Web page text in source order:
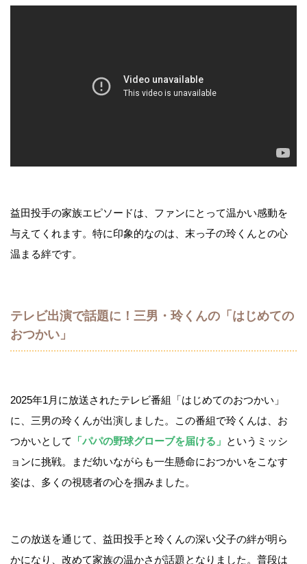
益田投手の家族エピソードは、ファンにとって温かい感動を
与えてくれます。特に印象的なのは、末っ子の玲くんとの心
温まる絆です。
テレビ出演で話題に！三男・玲くんの「はじめての
おつかい」
2025年1月に放送されたテレビ番組「はじめてのおつかい」
に、三男の玲くんが出演しました。この番組で玲くんは、お
つかいとして
「パパの野球グローブを届ける」 というミッシ
ョンに挑戦。まだ幼いながらも一生懸命におつかいをこなす
姿は、多くの視聴者の心を掴みました。
この放送を通じて、益田投手と玲くんの深い父子の絆が明ら
かになり、改めて家族の温かさが話題となりました。普段は